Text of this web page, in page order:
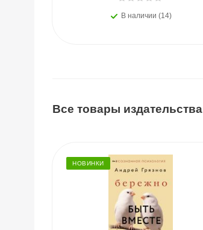
В наличии (14)
Все товары издательства
НОВИНКИ